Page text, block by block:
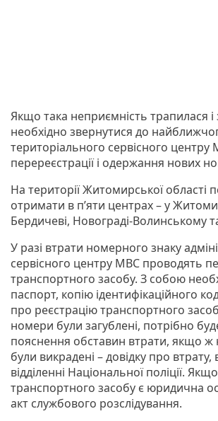
Якщо така неприємність трапилася і
необхідно звернутися до
територіального сервісного центру
перереєстрації і одержання нових
На території Житомирської області
отримати в п’яти центрах – у
Бердичеві, Новограді-Волинському
У разі втрати номерного знаку
сервісного центру МВС проводять
транспортного засобу. З собою
паспорт, копію ідентифікаційного
про реєстрацію транспортного
номери були загублені, потрібно
пояснення обставин втрати, якщо ж
були викрадені – довідку про втрату,
відділенні Національної поліції.
транспортного засобу є юридична
акт службового розслідування.